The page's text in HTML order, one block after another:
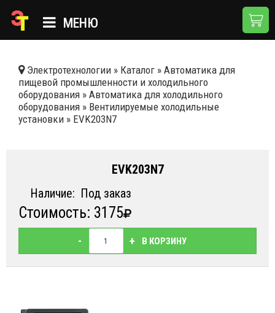
МЕНЮ
КАТАЛОГ
О КОМПАНИИ
ДОСТАВКА И ОПЛАТА
КОНТАКТЫ
Электротехнологии » Каталог » Автоматика для
пищевой промышленности и холодильного
оборудования » Автоматика для холодильного
оборудования » Вентилируемые холодильные
установки » EVK203N7
EVK203N7
Наличие: Под заказ
Стоимость: 3175
- + В КОРЗИНУ